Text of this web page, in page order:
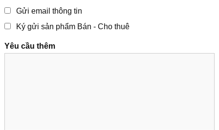
Gửi email thông tin
Ký gửi sản phẩm Bán - Cho thuê
Yêu cầu thêm